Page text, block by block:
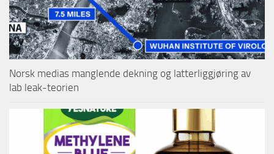
Norsk medias manglende dekning og latterliggjøring av
lab leak-teorien